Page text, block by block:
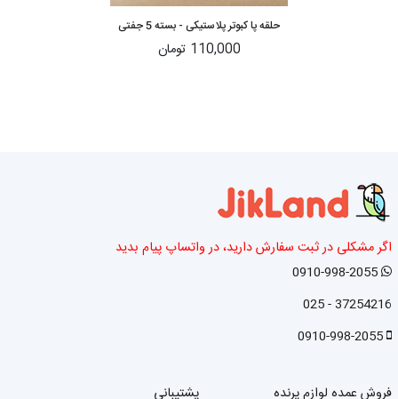
حلقه پا کبوتر پلاستیکی - بسته 5 جفتی
110,000 تومان
اگر مشکلی در ثبت سفارش دارید، در واتساپ پیام بدید
0910-998-2055
37254216 - 025
0910-998-2055
فروش عمده لوازم پرنده پشتیبانی